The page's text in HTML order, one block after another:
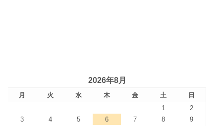
2026年8月
月 火 水 木 金 土
日
1
2
3
4 5 6 7 8
9